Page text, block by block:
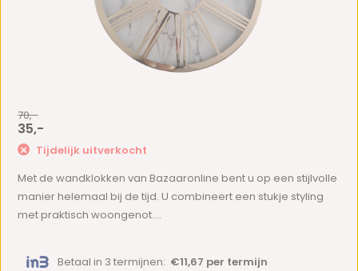
70,-
35,-
Tijdelijk uitverkocht
Met de wandklokken van Bazaaronline bent u op een stijlvolle
manier helemaal bij de tijd. U combineert een stukje styling
met praktisch woongenot....
Betaal in 3 termijnen: €11,67 per termijn